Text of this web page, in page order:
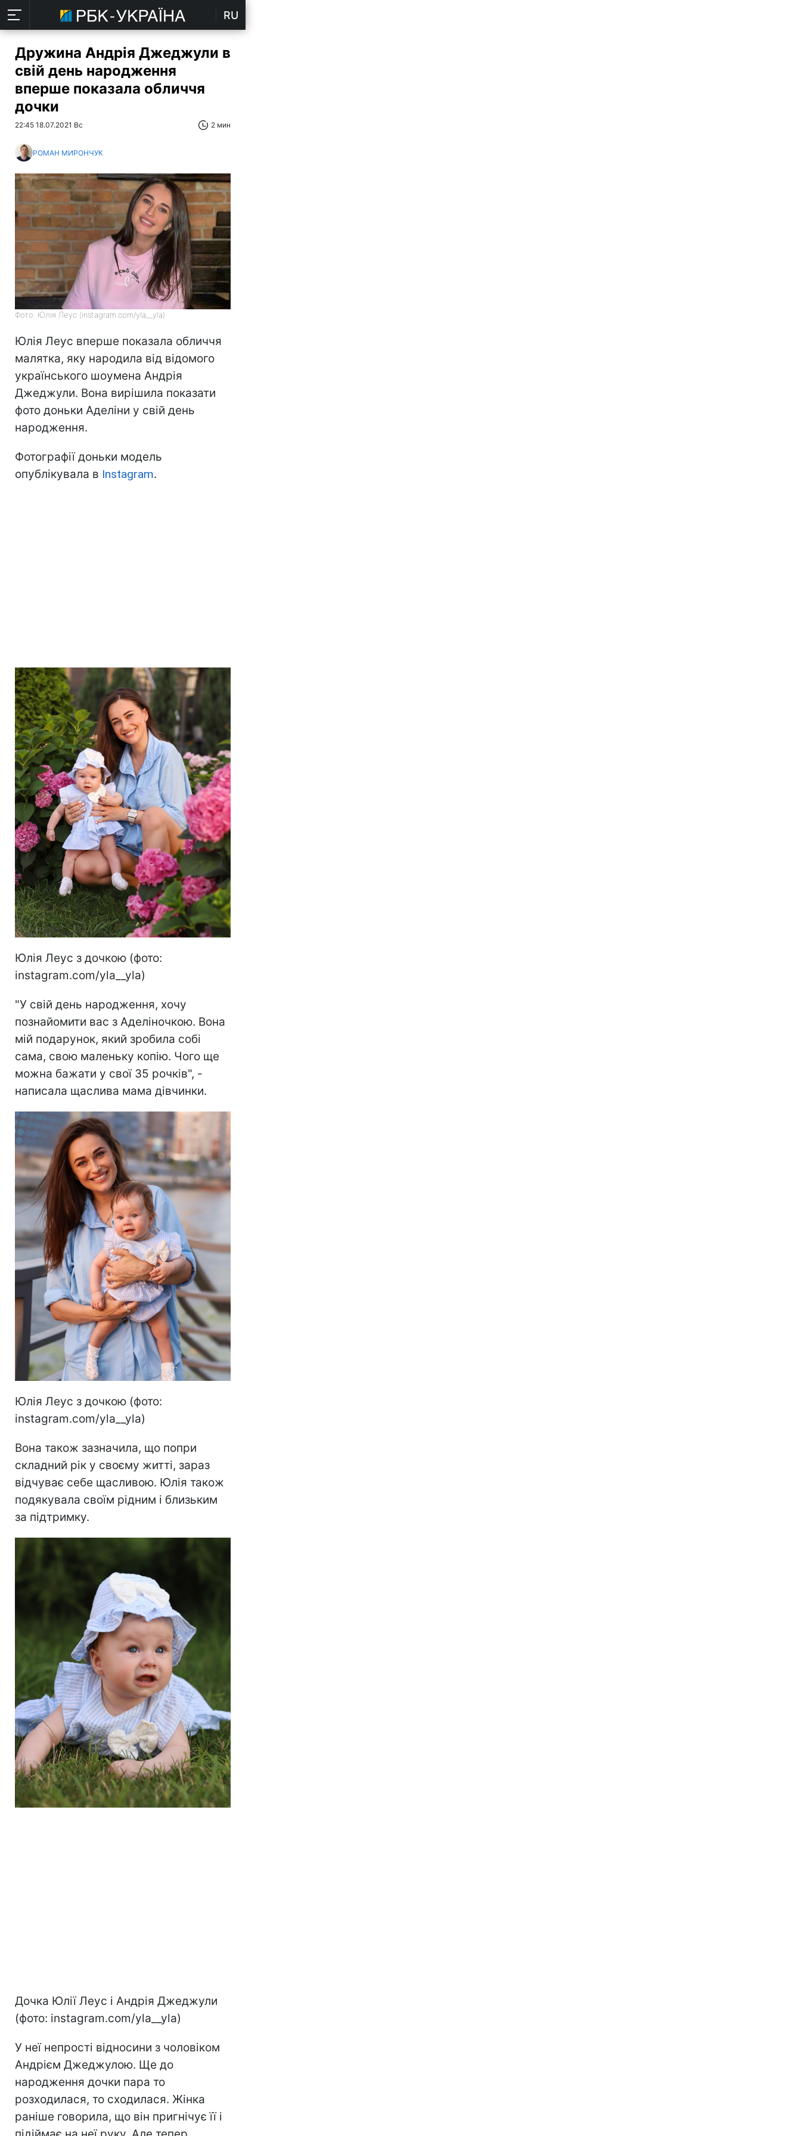
RU
Дружина Андрія Джеджули в
свій день народження
вперше показала обличчя
дочки
22:45 18.07.2021 Вс 2 мин
РОМАН МИРОНЧУК
Фото: Юлія Леуc (instagram.com/yla__yla)
Юлія Леуc вперше показала обличчя
малятка, яку народила від відомого
українського шоумена Андрія
Джеджули. Вона вирішила показати
фото доньки Аделіни у свій день
народження.
Фотографії доньки модель
опублікувала в Instagram.
Юлія Леуc з дочкою (фото:
instagram.com/yla__yla)
"У свій день народження, хочу
познайомити вас з Аделіночкою. Вона
мій подарунок, який зробила собі
сама, свою маленьку копію. Чого ще
можна бажати у свої 35 рочків", -
написала щаслива мама дівчинки.
Юлія Леуc з дочкою (фото:
instagram.com/yla__yla)
Вона також зазначила, що попри
складний рік у своєму житті, зараз
відчуває себе щасливою. Юлія також
подякувала своїм рідним і близьким
за підтримку.
Дочка Юлії Леус і Андрія Джеджули
(фото: instagram.com/yla__yla)
У неї непрості відносини з чоловіком
Андрієм Джеджулою. Ще до
народження дочки пара то
розходилася, то сходилася. Жінка
раніше говорила, що він пригнічує її і